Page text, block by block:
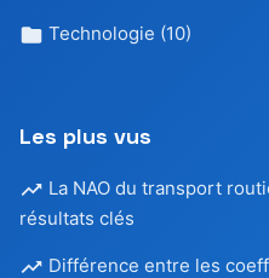
Technologie (10)
Les plus vus
La NAO du transport
résultats clés
Différence entre les